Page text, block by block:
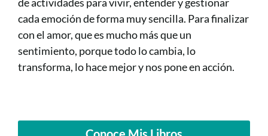
cada emoción de forma muy sencilla. Para finalizar
con el amor, que es mucho más que un
sentimiento, porque todo lo cambia, lo
transforma, lo hace mejor y nos pone en acción.